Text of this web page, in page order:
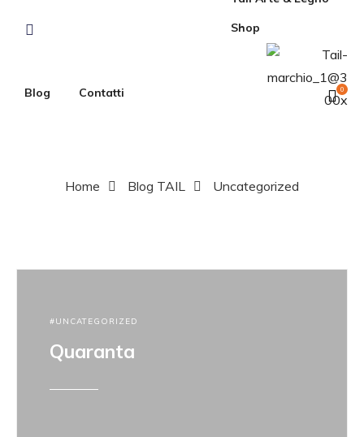
Shop
Blog Contatti 0
Home Blog TAIL Uncategorized
UNCATEGORIZED
Quaranta